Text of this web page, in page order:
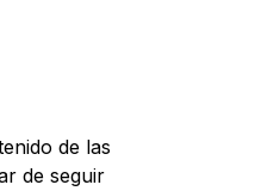
de las
de seguir